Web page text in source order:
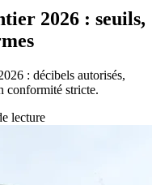
2026 : seuils,
: décibels autorisés,
conformité stricte.
lecture